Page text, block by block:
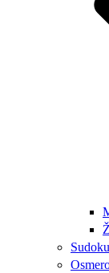
Sudoku